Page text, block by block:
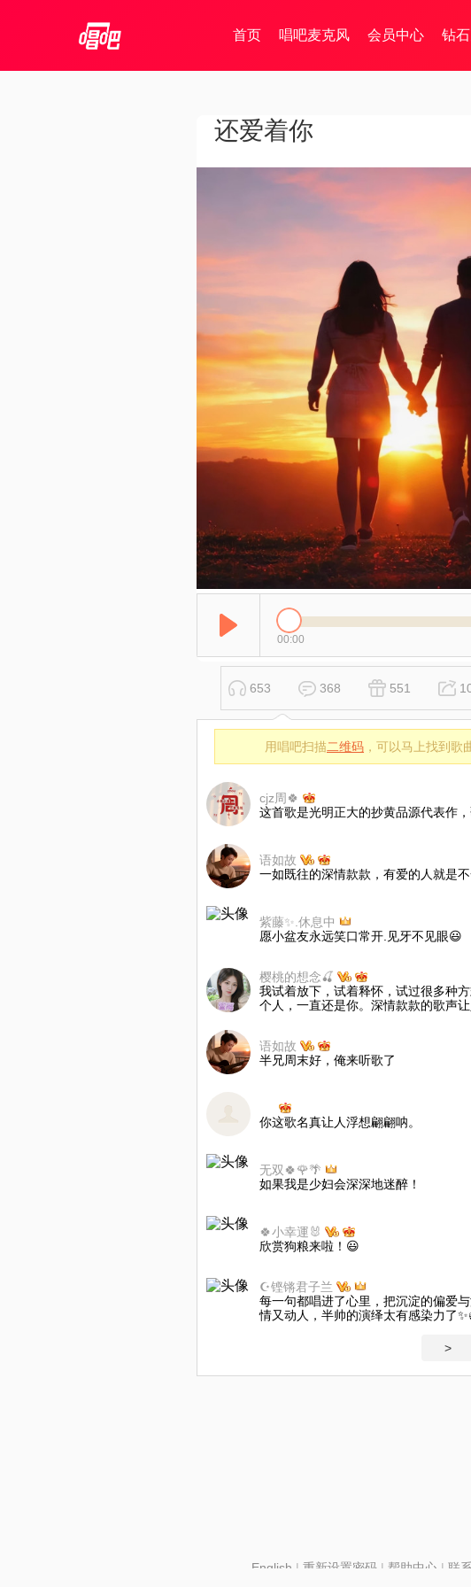
首页 唱吧麦克风 会员中心 钻
还爱着你
00:00
653 368 551
用唱吧扫描二维码 ，可以马上找到歌
cjz周🍀
这首歌是光明正大的抄黄品源代表作
语如故
一如既往的深情款款，有爱的人就是
紫藤✨.休息中
愿小盆友永远笑口常开.见牙不见眼😃
樱桃的想念🍒
我试着放下，试着释怀，试过很多种
个人，一直还是你。深情款款的歌声让
语如故
半兄周末好，俺来听歌了
你这歌名真让人浮想翩翩呐。
无双🍀🌹🌴
如果我是少妇会深深地迷醉！
🍀小幸運🐰
欣赏狗粮来啦！😃
☪️铿锵君子兰
每一句都唱进了心里，把沉淀的偏爱
情又动人，半帅的演绎太有感染力了
>
English | 重新设置密码| 帮助中心 | 联